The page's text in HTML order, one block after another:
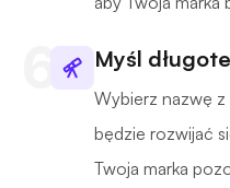
Myśl
Wybierz nazwę
będzie rozwijać
Twoja marka